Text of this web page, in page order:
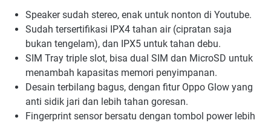
Speaker sudah stereo, enak untuk nonton di Youtube.
Sudah tersertifikasi IPX4 tahan air (cipratan saja
bukan tengelam), dan IPX5 untuk tahan debu.
SIM Tray triple slot, bisa dual SIM dan MicroSD untuk
menambah kapasitas memori penyimpanan.
Desain terbilang bagus, dengan fitur Oppo Glow yang
anti sidik jari dan lebih tahan goresan.
Fingerprint sensor bersatu dengan tombol power lebih